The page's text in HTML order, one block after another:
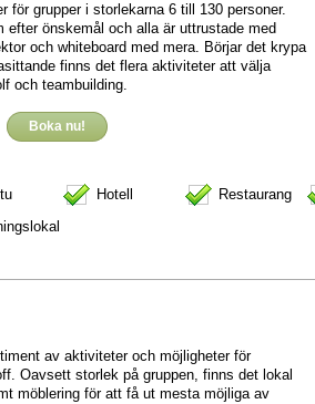
för grupper i storlekarna 6 till 130 personer.
efter önskemål och alla är uttrustade med
och whiteboard med mera. Börjar det krypa
finns det flera aktiviteter att välja
och teambuilding.
Boka nu!
Hotell Restaurang
av aktiviteter och möjligheter för
Oavsett storlek på gruppen, finns det lokal
möblering för att få ut mesta möjliga av